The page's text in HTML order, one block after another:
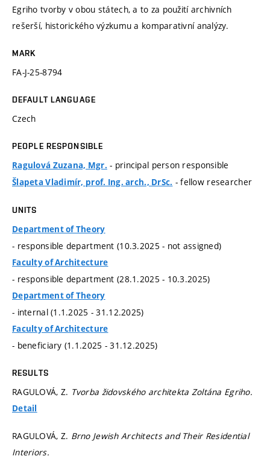
Egriho tvorby v obou státech, a to za použití archivních
rešerší, historického výzkumu a komparativní analýzy.
MARK
FA-J-25-8794
DEFAULT LANGUAGE
Czech
PEOPLE RESPONSIBLE
Ragulová Zuzana, Mgr. - principal person responsible
Šlapeta Vladimír, prof. Ing. arch., DrSc. - fellow researcher
UNITS
Department of Theory
- responsible department (10.3.2025 - not assigned)
Faculty of Architecture
- responsible department (28.1.2025 - 10.3.2025)
Department of Theory
- internal (1.1.2025 - 31.12.2025)
Faculty of Architecture
- beneficiary (1.1.2025 - 31.12.2025)
RESULTS
RAGULOVÁ, Z. Tvorba židovského architekta Zoltána Egriho.
Detail
RAGULOVÁ, Z. Brno Jewish Architects and Their Residential
Interiors.